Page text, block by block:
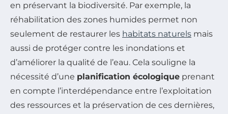
en préservant la biodiversité. Par exemple, la
réhabilitation des zones humides permet non
seulement de restaurer les habitats naturels mais
aussi de protéger contre les inondations et
d’améliorer la qualité de l’eau. Cela souligne la
nécessité d’une planification écologique prenant
en compte l’interdépendance entre l’exploitation
des ressources et la préservation de ces dernières,